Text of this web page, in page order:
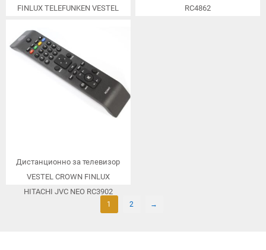
FINLUX TELEFUNKEN VESTEL
RC4862
Дистанционно за телевизор
VESTEL CROWN FINLUX
HITACHI JVC NEO RC3902
1 2 →